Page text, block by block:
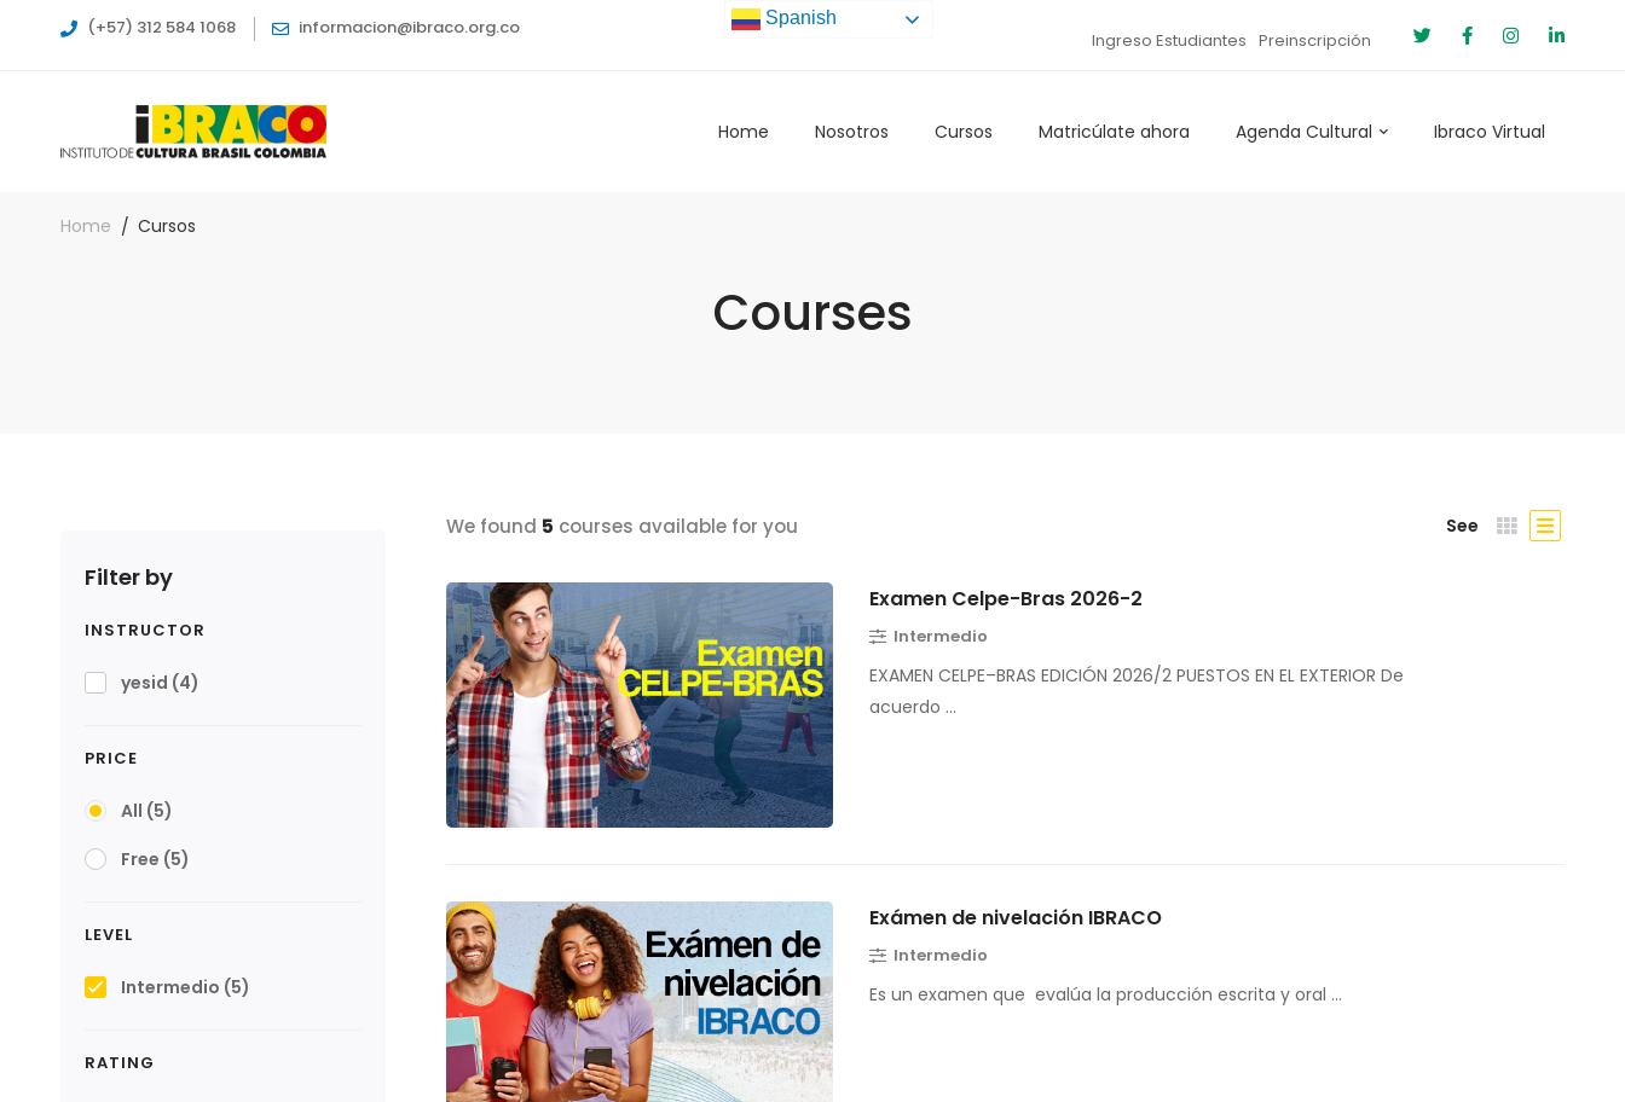
(+57) 312 584 1068 informacion@ibraco.org.co
Ingreso Estudiantes Preinscripción
Home Nosotros Cursos Matricúlate ahora Agenda Cultural Ibraco Virtual
Home Cursos
Courses
Filter by
INSTRUCTOR
yesid (4)
PRICE
All (5)
Free (5)
LEVEL
Intermedio (5)
RATING
We found 5 courses available for you See
Examen Celpe-Bras 2026-2
Intermedio
EXAMEN CELPE–BRAS EDICIÓN 2026/2 PUESTOS EN EL EXTERIOR De
acuerdo …
Exámen de nivelación IBRACO
Intermedio
Es un examen que evalúa la producción escrita y oral …
Spanish